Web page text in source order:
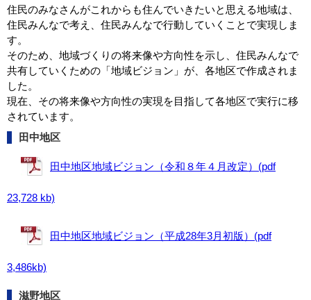
住民のみなさんがこれからも住んでいきたいと思える地域は、
住民みんなで考え、住民みんなで行動していくことで実現しま
す。
そのため、地域づくりの将来像や方向性を示し、住民みんなで
共有していくための「地域ビジョン」が、各地区で作成されま
した。
現在、その将来像や方向性の実現を目指して各地区で実行に移
されています。
田中地区
田中地区地域ビジョン（令和８年４月改定）(pdf
23,728 kb)
田中地区地域ビジョン（平成28年3月初版）(pdf
3,486kb)
滋野地区